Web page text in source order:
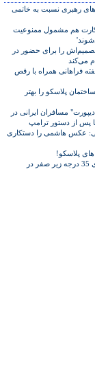
های رهبری نسبت به خاتمی
کارت هم مشمول ممنوعیت
را برای حضور در
می‌کند
فراهانی همراه با رقص
پلاسکو را بهتر
مسافران ایرانی در
پس از دستور ترامپ
عکس هاشمی را دستکاری
پلاسکو!
تصویری: سرمای 35 درجه زیر صفر در